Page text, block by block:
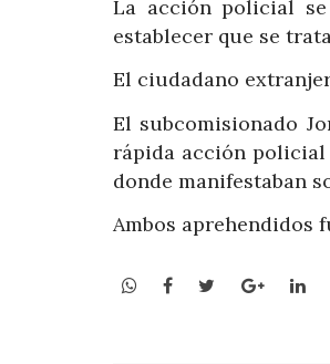
La acción policial
establecer que se
El ciudadano
El subcomisionado
rápida acción
donde manifestaban
Ambos aprehendidos
WhatsApp
Facebook
Twitter